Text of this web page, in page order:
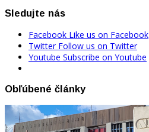
Sledujte nás
Facebook Like us on Facebook
Twitter Follow us on Twitter
Youtube Subscribe on Youtube
Obľúbené články